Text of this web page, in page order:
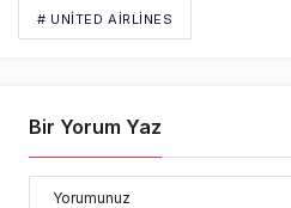
# UNITED AIRLINES
Bir Yorum Yaz
Yorumunuz